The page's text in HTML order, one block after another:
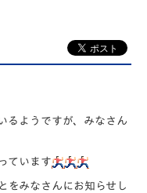
るようですが、みなさん
ています
をみなさんにお知らせし